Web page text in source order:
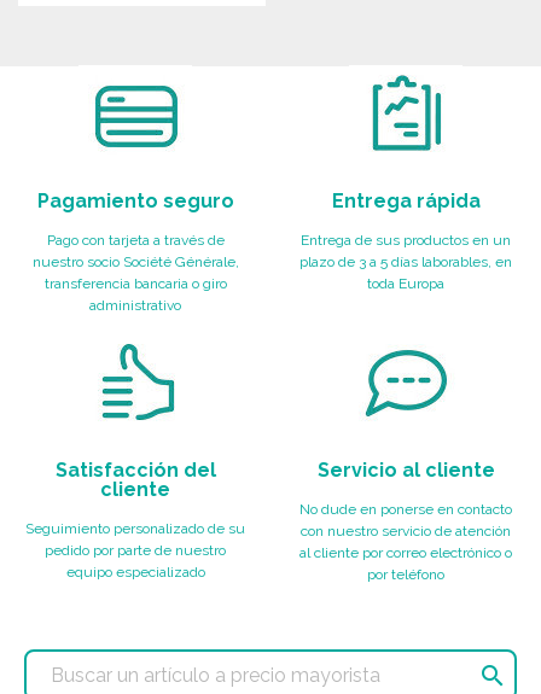
Pagamiento seguro
Pago con tarjeta a través de
nuestro socio Société Générale,
transferencia bancaria o giro
administrativo
Entrega rápida
Entrega de sus productos en un
plazo de 3 a 5 días laborables, en
toda Europa
Satisfacción del
cliente
Seguimiento personalizado de su
pedido por parte de nuestro
equipo especializado
Servicio al cliente
No dude en ponerse en contacto
con nuestro servicio de atención
al cliente por correo electrónico o
por teléfono
